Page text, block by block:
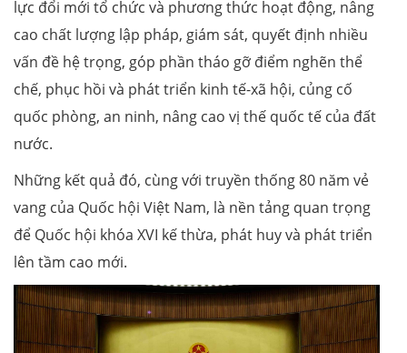
lực đổi mới tổ chức và phương thức hoạt động, nâng
cao chất lượng lập pháp, giám sát, quyết định nhiều
vấn đề hệ trọng, góp phần tháo gỡ điểm nghẽn thể
chế, phục hồi và phát triển kinh tế-xã hội, củng cố
quốc phòng, an ninh, nâng cao vị thế quốc tế của đất
nước.
Những kết quả đó, cùng với truyền thống 80 năm vẻ
vang của Quốc hội Việt Nam, là nền tảng quan trọng
để Quốc hội khóa XVI kế thừa, phát huy và phát triển
lên tầm cao mới.